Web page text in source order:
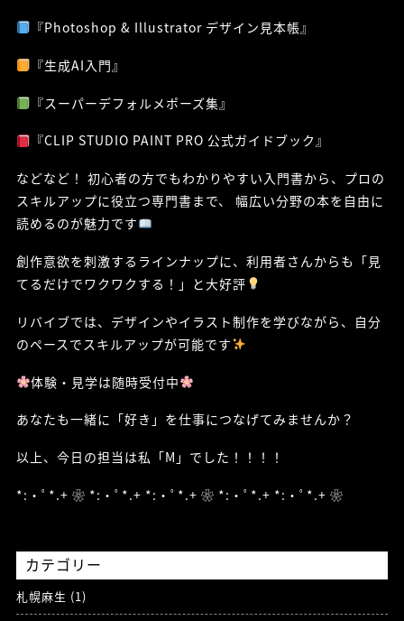
『Photoshop & Illustrator デザイン見本帳』
『生成AI入門』
『スーパーデフォルメポーズ集』
『CLIP STUDIO PAINT PRO 公式ガイドブック』
などなど！ 初心者の方でもわかりやすい入門書から、プロの
スキルアップに役立つ専門書まで、 幅広い分野の本を自由に
読めるのが魅力です
創作意欲を刺激するラインナップに、利用者さんからも「見
てるだけでワクワクする！」と大好評
リバイブでは、デザインやイラスト制作を学びながら、自分
のペースでスキルアップが可能です
体験・見学は随時受付中
あなたも一緒に「好き」を仕事につなげてみませんか？
以上、今日の担当は私「M」でした！！！！
*:・ﾟ*.+ ❀ *:・ﾟ*.+ *:・ﾟ*.+ ❀ *:・ﾟ*.+ *:・ﾟ*.+ ❀
カテゴリー
札幌麻生 (1)